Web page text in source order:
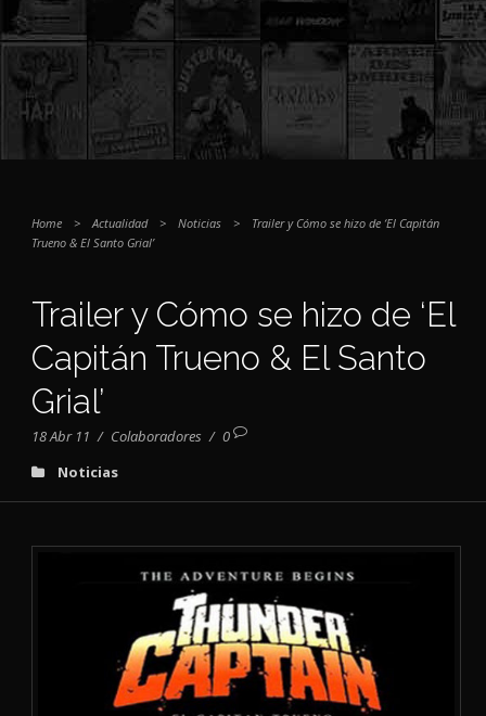
Home > Actualidad > Noticias >
Trailer y Cómo se hizo de ‘El Capitán
Trueno & El Santo Grial’
Trailer y Cómo se hizo de ‘El
Capitán Trueno & El Santo
Grial’
18 Abr 11 / Colaboradores / 0
Noticias